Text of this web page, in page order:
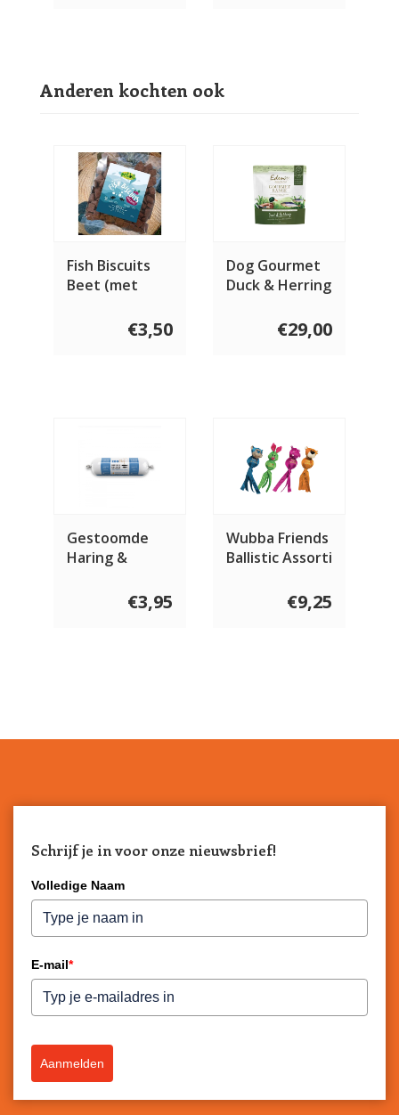
Anderen kochten ook
Fish Biscuits
Beet (met
€3,50
Dog Gourmet
Duck & Herring
€29,00
Gestoomde
Haring &
Compleet 600
€3,95
Wubba Friends
Ballistic Assorti
€9,25
Schrijf je in voor onze nieuwsbrief!
Volledige Naam
E-mail*
Aanmelden